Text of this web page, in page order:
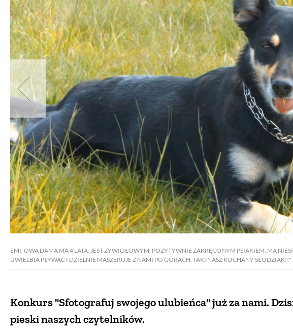
EMI. OWA DAMA MA 4 LATA, JEST ŻYWIOŁOWYM, POZYTYWNIE ZAKRĘCONYM PSIAKIEM. MA
UWIELBIA PŁYWAĆ I DZIELNIE MASZERUJE Z NAMI PO GÓRACH. TAKI NASZ KOCHANY SŁODZIAK!!"
Konkurs "Sfotografuj swojego ulubieńca" już za nami.
pieski naszych czytelników.